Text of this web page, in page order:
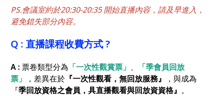
PS.會議室約於20:30-20:35 開始直播內容，請及早進入，
避免錯失部分內容。
Q : 直播課程收費方式 ?
A : 票卷類型分為 「一次性觀賞票」 、
「季會員回放
票」
，差異在於 『一次性觀看，無回放服務』
，與成為
『季回放資格之會員，具直播觀看與回放資資格』 。